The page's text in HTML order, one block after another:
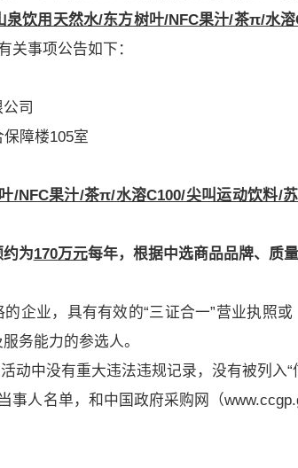
泉饮用天然水/东方树叶/NFC果汁/茶π/水溶
关事项公告如下：
司
障楼105室
/NFC果汁/茶π/水溶C100/尖叫运动饮料/
为170万元每年，根据中选商品品牌、质量
企业，具有有效的“三证合一”营业执照
务能力的参选人。
动中没有重大违法违规记录，没有被列入“
事人名单，和中国政府采购网（